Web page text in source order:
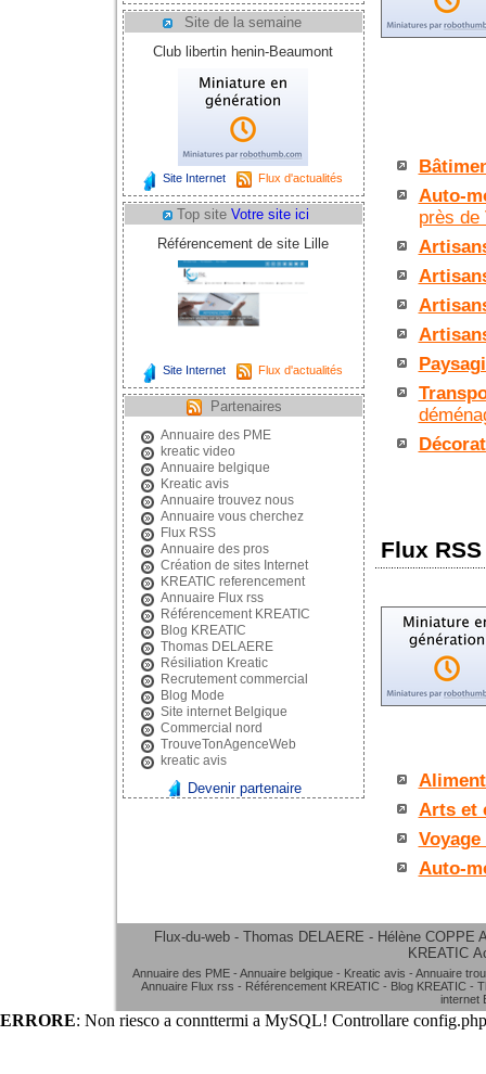
Site de la semaine
Club libertin henin-Beaumont
Site Internet Flux d'actualités
Top site Votre site ici
Référencement de site Lille
Site Internet Flux d'actualités
Partenaires
Annuaire des PME
kreatic video
Annuaire belgique
Kreatic avis
Annuaire trouvez nous
Annuaire vous cherchez
Flux RSS
Annuaire des pros
Création de sites Internet
KREATIC referencement
Annuaire Flux rss
Référencement KREATIC
Blog KREATIC
Thomas DELAERE
Résiliation Kreatic
Recrutement commercial
Blog Mode
Site internet Belgique
Commercial nord
TrouveTonAgenceWeb
kreatic avis
Devenir partenaire
Auto-
près de
Flux
Arts et
Auto-
Flux-du-web - Thomas DELAERE - Hélène COPPE
KREATIC
Annuaire des PME - Annuaire belgique - Kreatic avis - Annuaire
Annuaire Flux rss - Référencement KREATIC - Blog KREATIC -
internet
ERRORE: Non riesco a connttermi a MySQL! Controllare